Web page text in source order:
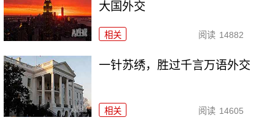
大国外交
相关 阅读 14882
一针苏绣，胜过千言万语外交
相关 阅读 14605